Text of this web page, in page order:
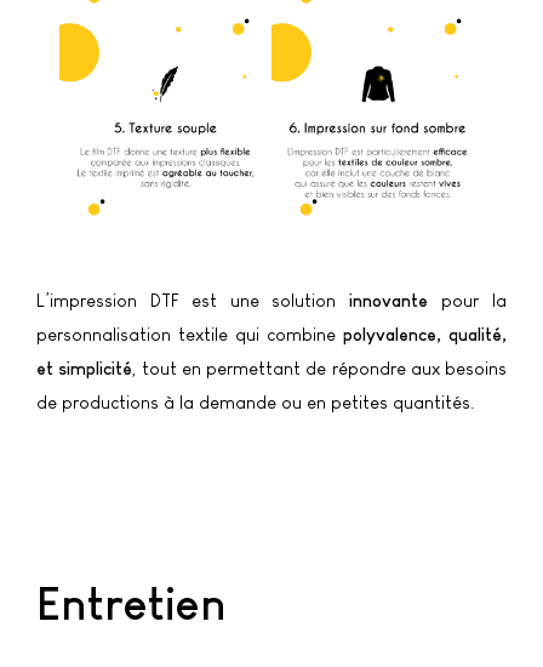
L’impression DTF est une solutioninnovante pour la
personnalisation textile qui combine polyvalence, qualité,
et simplicité, tout en permettant de répondre aux besoins
de productions à la demande ou en petites quantités.
Entretien